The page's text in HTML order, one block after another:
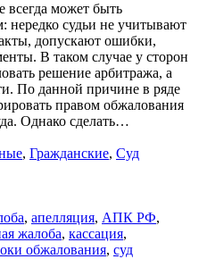
всегда может быть
судьи не учитывают
допускают ошибки,
В таком случае у сторон
решение арбитража, а
По данной причине в ряде
правом обжалования
Однако сделать…
, Гражданские, Суд
, апелляция, АПК РФ,
жалоба, кассация,
обжалования, суд